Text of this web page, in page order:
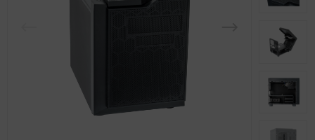
portables et dispositifs de
CD-/DVD-Rohlinge